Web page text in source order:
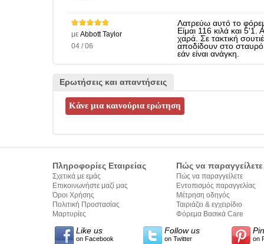
με Abbott Taylor
04 / 06
Λατρεύω αυτό το
Είμαι 116 κιλά και 5'1.
χαρά. Σε τακτική
αποδίδουν στο σταυρό
εάν είναι ανάγκη.
Ερωτήσεις και απαντήσεις
Πληροφορίες Εταιρείας
Σχετικά με εμάς
Επικοινωνήστε μαζί μας
Όροι Χρήσης
Πολιτική Προστασίας
Προσωπικών Δεδομένων
Μαρτυρίες
Πώς να παραγγείλετε
Πώς να παραγγείλετε
Εντοπισμός παραγγελίας
Μέτρηση οδηγός
Ταιριάζει & εγχειρίδιο
σύνταξης κειμένων
Φόρεμα Βασικά Care
Like us
on Facebook
Follow us
on Twitter on